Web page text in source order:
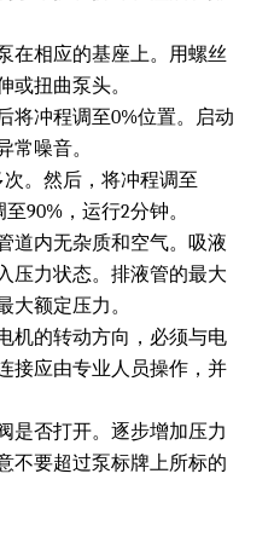
在相应的基座上。用螺丝
或扭曲泵头。
将冲程调至0%位置。启动
常噪音。
。然后，将冲程调至
90%，运行2分钟。
道内无杂质和空气。吸液
压力状态。排液管的最大
大额定压力。
机的转动方向，必须与电
接应由专业人员操作，并
是否打开。逐步增加压力
不要超过泵标牌上所标的